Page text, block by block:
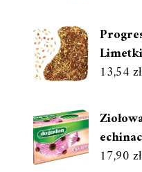
13,54zł
17,90zł